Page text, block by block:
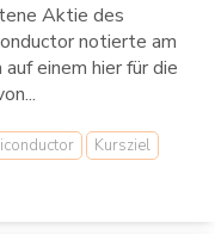
Aktie des
notierte am
einem hier für die
Kursziel